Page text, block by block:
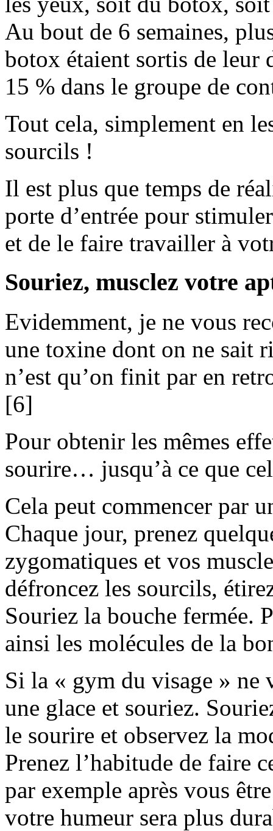
Au bout de 6 semaines,
botox étaient sortis de leur
15 % dans le groupe de
Tout cela, simplement en
sourcils !
Il est plus que temps de
porte d’entrée pour
et de le faire travailler à
Souriez, musclez votre
Evidemment, je ne vous
une toxine dont on ne sait
n’est qu’on finit par en
[6]
Pour obtenir les mêmes
sourire… jusqu’à ce que
Cela peut commencer par
Chaque jour, prenez
zygomatiques et vos
défroncez les sourcils,
Souriez la bouche fermée.
ainsi les molécules de la
Si la « gym du visage » ne
une glace et souriez.
le sourire et observez la
Prenez l’habitude de faire
par exemple après vous
votre humeur sera plus